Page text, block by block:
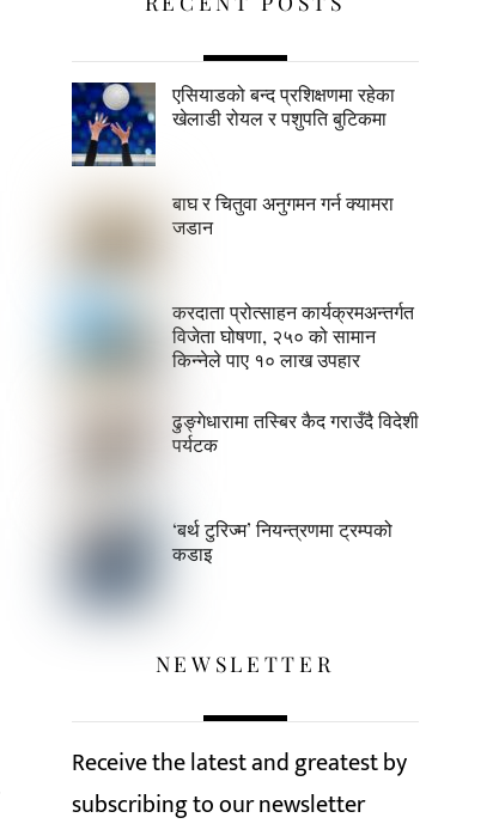
एसियाडको बन्द प्रशिक्षणमा रहेका
खेलाडी रोयल र पशुपति बुटिकमा
बाघ र चितुवा अनुगमन गर्न क्यामरा
जडान
करदाता प्रोत्साहन कार्यक्रमअन्तर्गत
विजेता घोषणा, २५० को सामान
किन्नेले पाए १० लाख उपहार
ढुङ्गेधारामा तस्बिर कैद गराउँदै विदेशी
पर्यटक
‘बर्थ टुरिज्म’ नियन्त्रणमा ट्रम्पको
कडाइ
NEWSLETTER
Receive the latest and greatest by
subscribing to our newsletter